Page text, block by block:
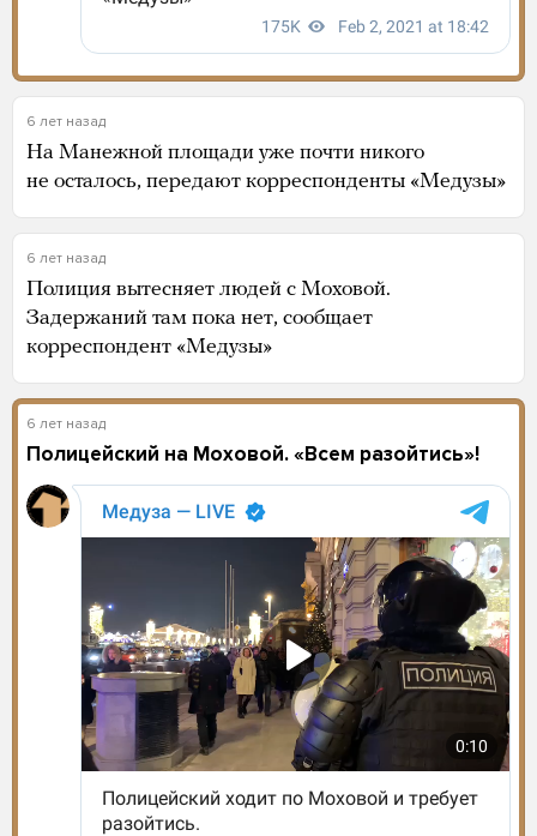
6 лет назад
На Манежной площади уже почти никого
не осталось, передают корреспонденты «Медузы»
6 лет назад
Полиция вытесняет людей с Моховой.
Задержаний там пока нет, сообщает
корреспондент «Медузы»
6 лет назад
Полицейский на Моховой. «Всем разойтись»!